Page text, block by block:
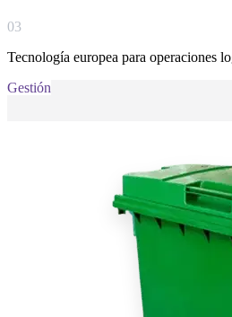
03
Tecnología europea para operaciones
Gestión